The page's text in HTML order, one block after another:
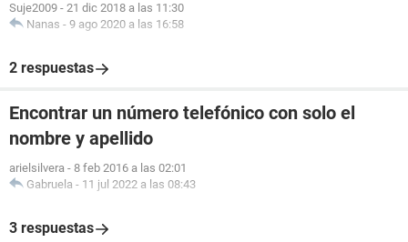
Suje2009 - 21 dic 2018 a las 11:30
Nanas - 9 ago 2020 a las 16:58
2 respuestas
Encontrar un número telefónico con solo el
nombre y apellido
arielsilvera - 8 feb 2016 a las 02:01
Gabruela - 11 jul 2022 a las 08:43
3 respuestas